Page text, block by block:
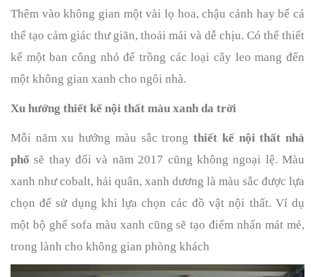
Thêm vào không gian một vài lọ hoa, chậu cảnh hay bể cá
thể tạo cảm giác thư giãn, thoải mái và dễ chịu. Có thể thiết
kế một ban công nhỏ để trồng các loại cây leo mang đến
một không gian xanh cho ngôi nhà.
Xu hướng thiết kế nội thất màu xanh da trời
Mỗi năm xu hướng màu sắc trong thiết kế nội thất nhà
phố sẽ thay đổi và năm 2017 cũng không ngoại lệ. Màu
xanh như cobalt, hải quân, xanh dương là màu sắc được lựa
chọn để sử dụng khi lựa chọn các đồ vật nội thất. Ví dụ
một bộ ghế sofa màu xanh cũng sẽ tạo điểm nhấn mát mẻ,
trong lành cho không gian phòng khách